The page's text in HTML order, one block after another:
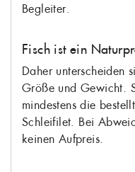
Begleiter.
Fisch ist ein
Daher unterscheiden
Größe und Gewicht.
mindestens die
Schleifilet. Bei
keinen Aufpreis.